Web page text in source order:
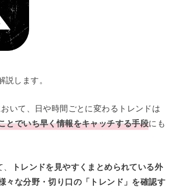
説します。
いて、日や時間ごとに変わるトレンドは
とでいち早く情報をキャッチする手段にも
トレンドを見やすくまとめられている外
々な分野・切り口の「トレンド」を確認す